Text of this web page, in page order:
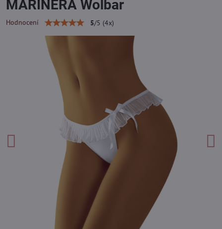
MARINERA Wolbar
Hodnocení 5/5 (4x)